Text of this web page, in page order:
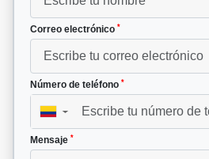
Correo electrónico *
Número de teléfono *
▼
Mensaje *